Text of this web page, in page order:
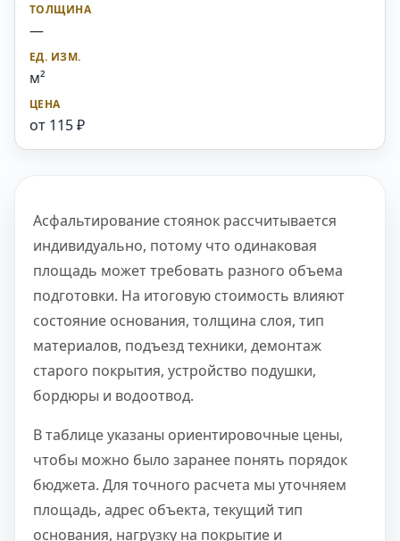
—
м²
от 115 ₽
Асфальтирование стоянок рассчитывается
индивидуально, потому что одинаковая
площадь может требовать разного объема
подготовки. На итоговую стоимость влияют
состояние основания, толщина слоя, тип
материалов, подъезд техники, демонтаж
старого покрытия, устройство подушки,
бордюры и водоотвод.
В таблице указаны ориентировочные цены,
чтобы можно было заранее понять порядок
бюджета. Для точного расчета мы уточняем
площадь, адрес объекта, текущий тип
основания, нагрузку на покрытие и